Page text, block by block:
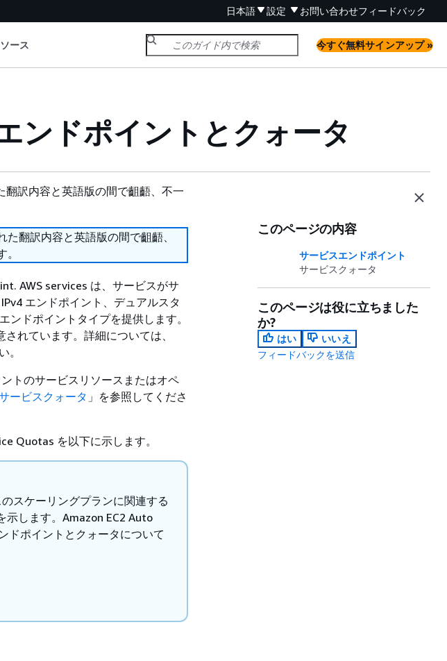
日本語 設定 お問い合わせフィードバック
ース 今すぐ無料サインアップ »
ンドポイントとクォータ
訳内容と英語版の間で齟齬、不一
翻訳内容と英語版の間で齟齬、
AWS services は、サービスがサ
エンドポイント、デュアルスタ
ンドポイントタイプを提供します。
れています。詳細については、
。
トのサービスリソースまたはオペ
ービスクォータ 」を参照してくださ
Quotas を以下に示します。
スケーリングプランに関連する
示します。Amazon EC2 Auto
ドポイントとクォータについて
このページの内容
サービスエンドポイント
サービスクォータ
このページは役に立ちました
か?
はい
いいえ
フィードバックを送信